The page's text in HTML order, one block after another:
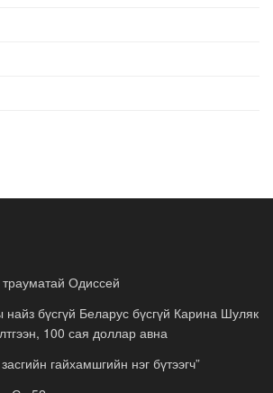
Одиссей
бүсгүй Беларус бүсгүй Карина Шуляк
100 сая доллар авна
гайхамшгийн нэг бүтээгч”